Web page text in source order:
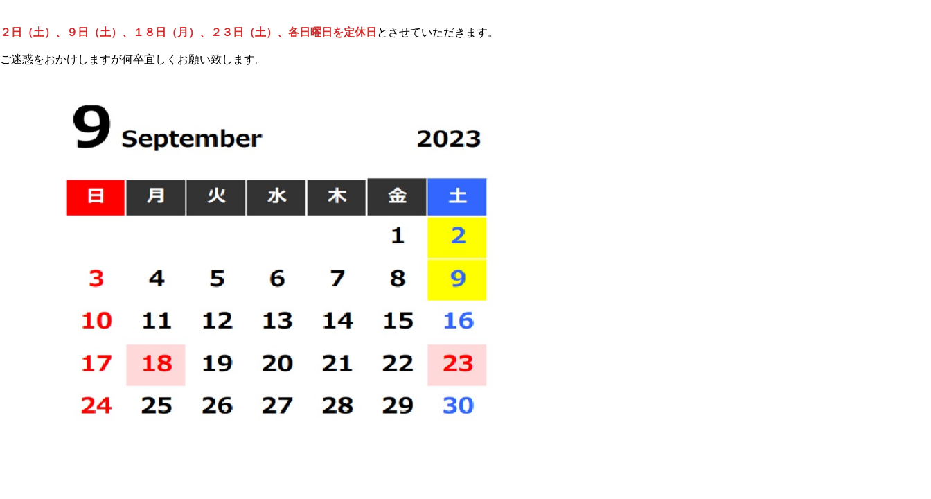
２日（土）、９日（土）、１８日（月）、２３日（土）、各日曜日を定休日とさせていただきます。
ご迷惑をおかけしますが何卒宜しくお願い致します。